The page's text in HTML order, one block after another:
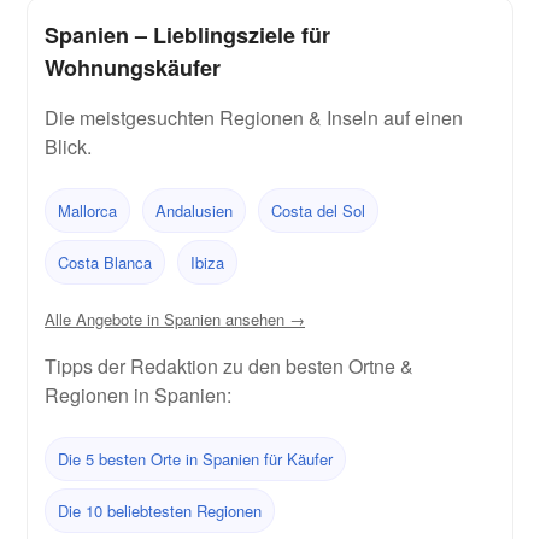
Spanien – Lieblingsziele für
Wohnungskäufer
Die meistgesuchten Regionen & Inseln auf einen
Blick.
Mallorca Andalusien Costa del Sol
Costa Blanca Ibiza
Alle Angebote in Spanien ansehen →
Tipps der Redaktion zu den besten Ortne &
Regionen in Spanien:
Die 5 besten Orte in Spanien für Käufer
Die 10 beliebtesten Regionen